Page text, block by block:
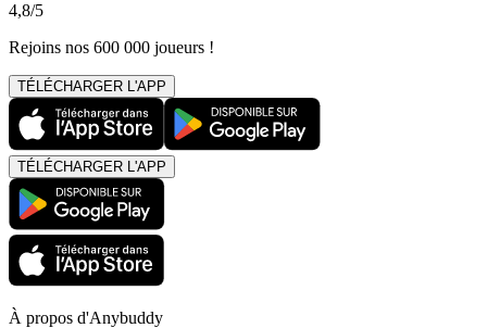
4,8/5
Rejoins nos 600 000 joueurs !
TÉLÉCHARGER L'APP
TÉLÉCHARGER L'APP
À propos d'Anybuddy